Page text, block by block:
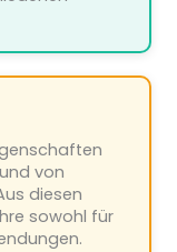
von
diesen
sowohl für